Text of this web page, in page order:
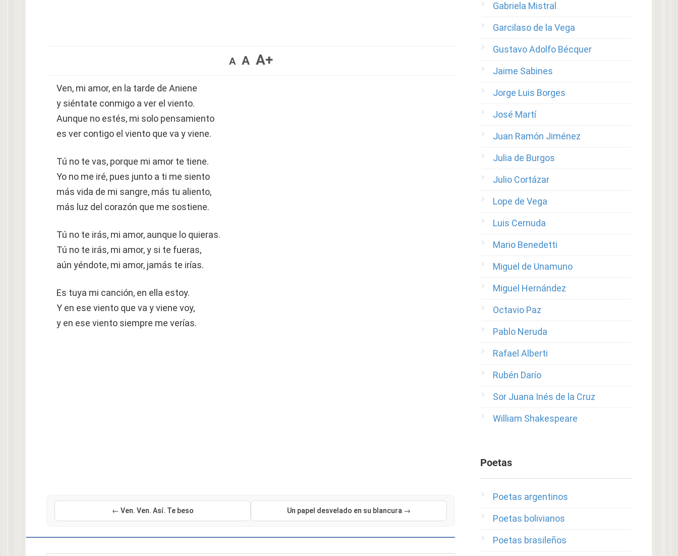
A A A+
Ven, mi amor, en la tarde de Aniene
y siéntate conmigo a ver el viento.
Aunque no estés, mi solo pensamiento
es ver contigo el viento que va y viene.
Tú no te vas, porque mi amor te tiene.
Yo no me iré, pues junto a ti me siento
más vida de mi sangre, más tu aliento,
más luz del corazón que me sostiene.
Tú no te irás, mi amor, aunque lo quieras.
Tú no te irás, mi amor, y si te fueras,
aún yéndote, mi amor, jamás te irías.
Es tuya mi canción, en ella estoy.
Y en ese viento que va y viene voy,
y en ese viento siempre me verías.
← Ven. Ven. Así. Te beso Un papel desvelado en su blancura →
Gabriela Mistral
Garcilaso de la Vega
Gustavo Adolfo Bécquer
Jaime Sabines
Jorge Luis Borges
José Martí
Juan Ramón Jiménez
Julia de Burgos
Julio Cortázar
Lope de Vega
Luis Cernuda
Mario Benedetti
Miguel de Unamuno
Miguel Hernández
Octavio Paz
Pablo Neruda
Rafael Alberti
Rubén Darío
Sor Juana Inés de la Cruz
William Shakespeare
Poetas
Poetas argentinos
Poetas bolivianos
Poetas brasileños